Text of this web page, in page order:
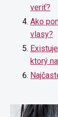
veriť?
Ako
vlasy?
ktorý